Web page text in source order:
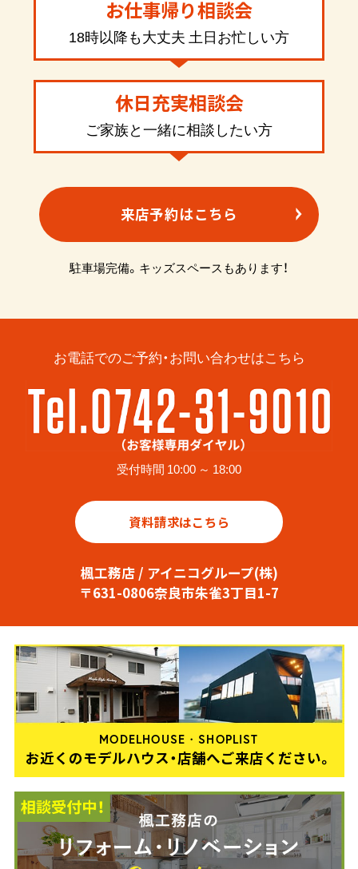
お仕事帰り相談会
18時以降も大丈夫 土日お忙しい方
休日充実相談会
ご家族と一緒に相談したい方
来店予約はこちら
駐車場完備。キッズスペースもあります！
お電話でのご予約・お問い合わせはこちら
受付時間 10:00 ～ 18:00
資料請求はこちら
楓工務店 / アイニコグループ(株)
〒631-0806奈良市朱雀3丁目1-7
MODELHOUSE・SHOPLIST
お近くのモデルハウス・店舗へご来店ください。